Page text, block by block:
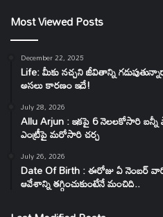
Most Viewed Posts
December 22, 2025
Life: మీకు నచ్చని జీవితాన్ని
అసలు కారణం ఇదే!
July 28, 2026
Allu Arjun : ఇకపై 6 నెలలకోసారి
ఎంట్రీపై మరోసారి చర్చ
July 26, 2026
Date Of Birth : ఈరోజు ఏ నెంబర్
ఆవేశాన్ని తగ్గించుకుంటేనే మంచిది..